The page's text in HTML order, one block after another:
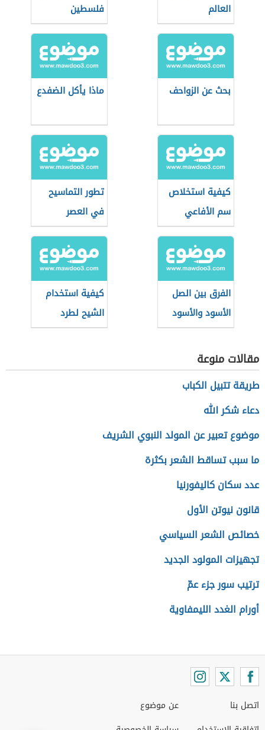
العالم
فلسطين
بحث عن الزواحف ماذا يأكل الضفدع
كيفية استخلاص
سم الأفاعي
والعقارب
تطور التماسيح
في العصر
الطباشيري
الفرق بين الصل
الأسود والأسود
الخبيث
كيفية استخدام
الشيح لطرد
الثعابين
مقالات منوعة
طريقة تتبيل الكباب
دعاء شكر الله
موضوع تعبير عن المولد النبوي الشريف
ما سبب تساقط الشعر بكثرة
عدد سكان كاليفورنيا
قانون نيوتن الأول
خصائص الشعر السياسي
تجهيزات المولود الجديد
ترتيب سور جزء عمّ
أورام الغدد الليمفاوية
اتصل بنا
عن موضوع